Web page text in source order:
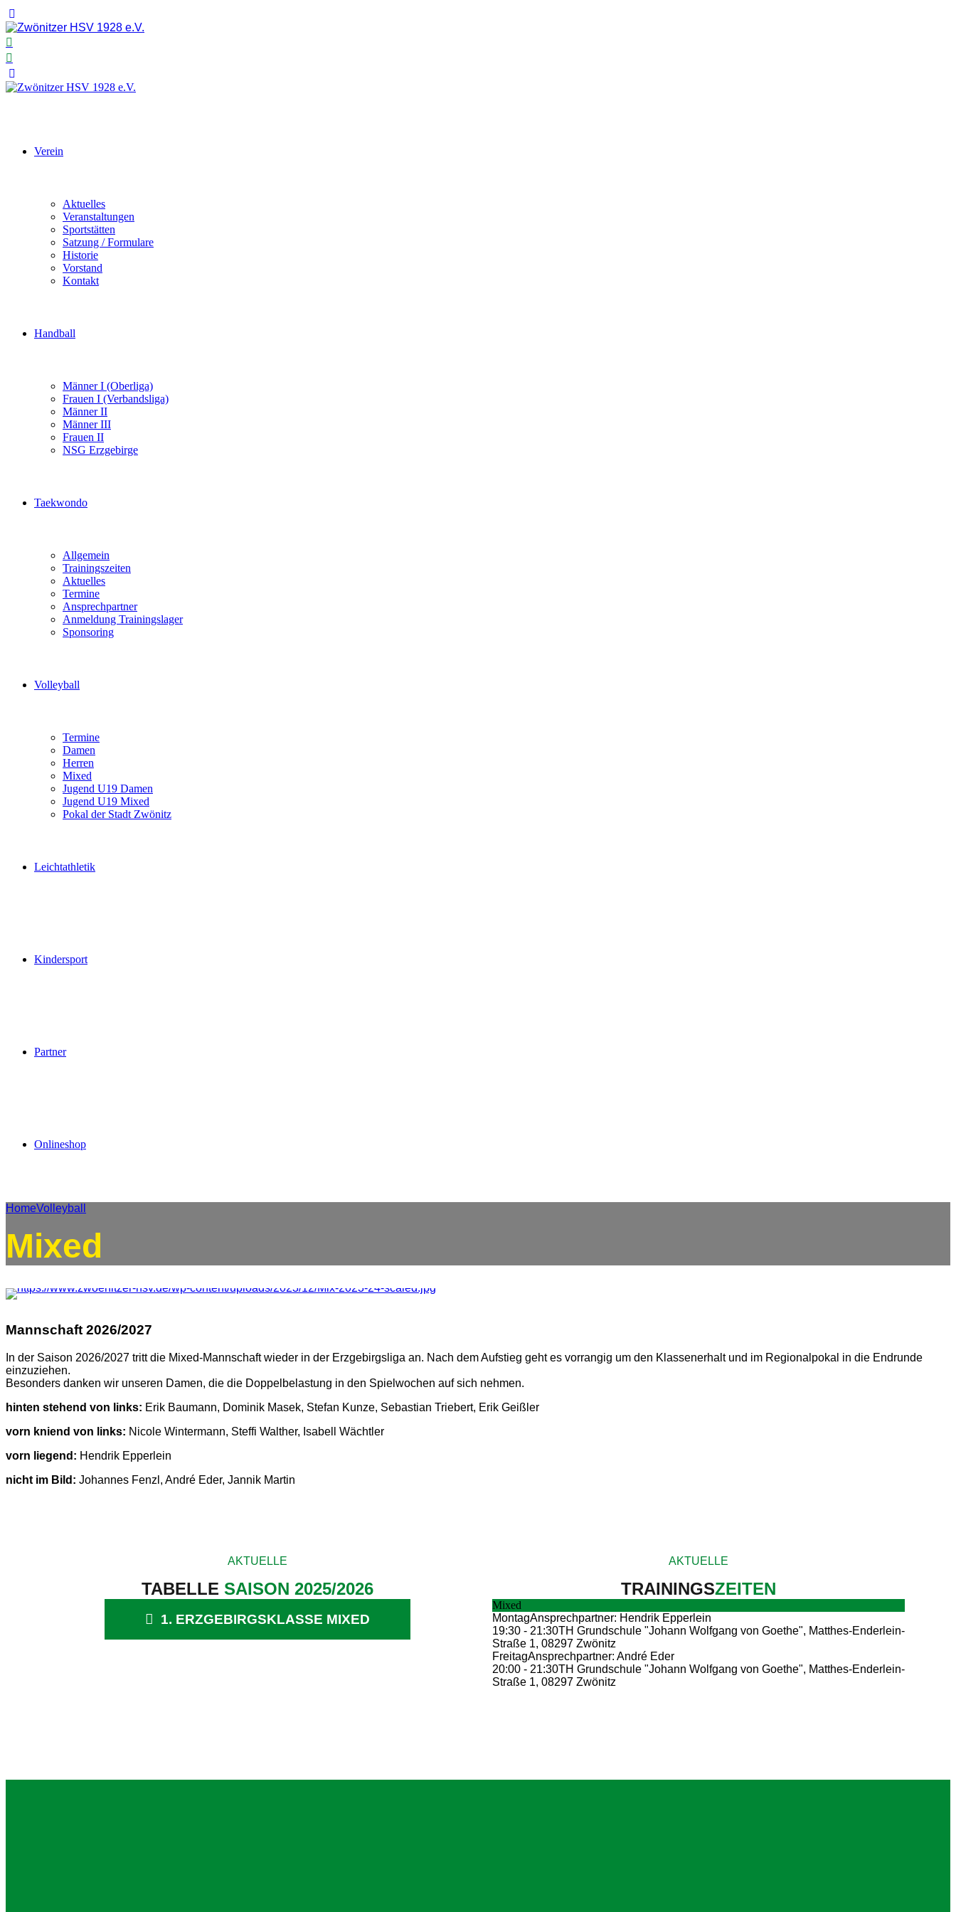
Verein
Aktuelles
Veranstaltungen
Sportstätten
Satzung / Formulare
Historie
Vorstand
Kontakt
Handball
Männer I (Oberliga)
Frauen I (Verbandsliga)
Männer II
Männer III
Frauen II
NSG Erzgebirge
Taekwondo
Allgemein
Trainingszeiten
Aktuelles
Termine
Ansprechpartner
Anmeldung Trainingslager
Sponsoring
Volleyball
Termine
Damen
Herren
Mixed
Jugend U19 Damen
Jugend U19 Mixed
Pokal der Stadt Zwönitz
Leichtathletik
Kindersport
Partner
Onlineshop
HomeVolleyball
Mixed
Mannschaft 2026/2027
In der Saison 2026/2027 tritt die Mixed-Mannschaft wieder in der Erzgebirgsliga an. Nach dem Aufstieg geht es vorrangig um den Klassenerhalt und im Regionalpokal in die Endrunde
einzuziehen.
Besonders danken wir unseren Damen, die die Doppelbelastung in den Spielwochen auf sich nehmen.
hinten stehend von links: Erik Baumann, Dominik Masek, Stefan Kunze, Sebastian Triebert, Erik Geißler
vorn kniend von links: Nicole Wintermann, Steffi Walther, Isabell Wächtler
vorn liegend: Hendrik Epperlein
nicht im Bild: Johannes Fenzl, André Eder, Jannik Martin
AKTUELLE
TABELLE SAISON 2025/2026
1. ERZGEBIRGSKLASSE MIXED
AKTUELLE
TRAININGSZEITEN
Mixed
MontagAnsprechpartner: Hendrik Epperlein
19:30 - 21:30TH Grundschule "Johann Wolfgang von Goethe", Matthes-Enderlein-
Straße 1, 08297 Zwönitz
FreitagAnsprechpartner: André Eder
20:00 - 21:30TH Grundschule "Johann Wolfgang von Goethe", Matthes-Enderlein-
Straße 1, 08297 Zwönitz